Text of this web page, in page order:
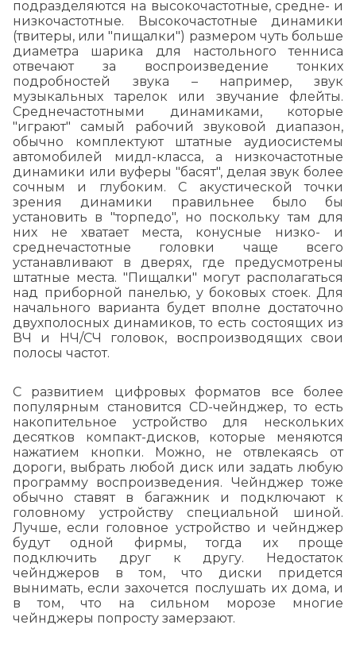
подразделяются на высокочастотные, средне- и
низкочастотные. Высокочастотные динамики
(твитеры, или "пищалки") размером чуть больше
диаметра шарика для настольного тенниса
отвечают за воспроизведение тонких
подробностей звука – например, звук
музыкальных тарелок или звучание флейты.
Среднечастотными динамиками, которые
"играют" самый рабочий звуковой диапазон,
обычно комплектуют штатные аудиосистемы
автомобилей мидл-класса, а низкочастотные
динамики или вуферы "басят", делая звук более
сочным и глубоким. С акустической точки
зрения динамики правильнее было бы
установить в "торпедо", но поскольку там для
них не хватает места, конусные низко- и
среднечастотные головки чаще всего
устанавливают в дверях, где предусмотрены
штатные места. "Пищалки" могут располагаться
над приборной панелью, у боковых стоек. Для
начального варианта будет вполне достаточно
двухполосных динамиков, то есть состоящих из
ВЧ и НЧ/СЧ головок, воспроизводящих свои
полосы частот.
С развитием цифровых форматов все более
популярным становится CD-чейнджер, то есть
накопительное устройство для нескольких
десятков компакт-дисков, которые меняются
нажатием кнопки. Можно, не отвлекаясь от
дороги, выбрать любой диск или задать любую
программу воспроизведения. Чейнджер тоже
обычно ставят в багажник и подключают к
головному устройству специальной шиной.
Лучше, если головное устройство и чейнджер
будут одной фирмы, тогда их проще
подключить друг к другу. Недостаток
чейнджеров в том, что диски придется
вынимать, если захочется послушать их дома, и
в том, что на сильном морозе многие
чейнджеры попросту замерзают.